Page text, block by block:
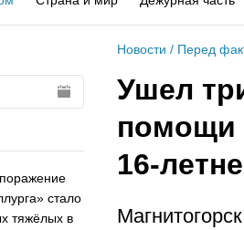
стало
тяжёлых в
Новости / Перед
Ушел
помощи
16-